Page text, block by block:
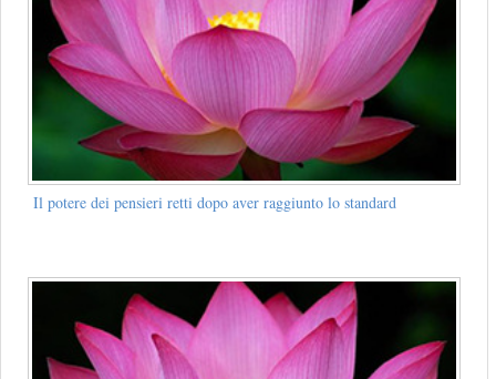
Il potere dei pensieri retti dopo aver raggiunto lo standard